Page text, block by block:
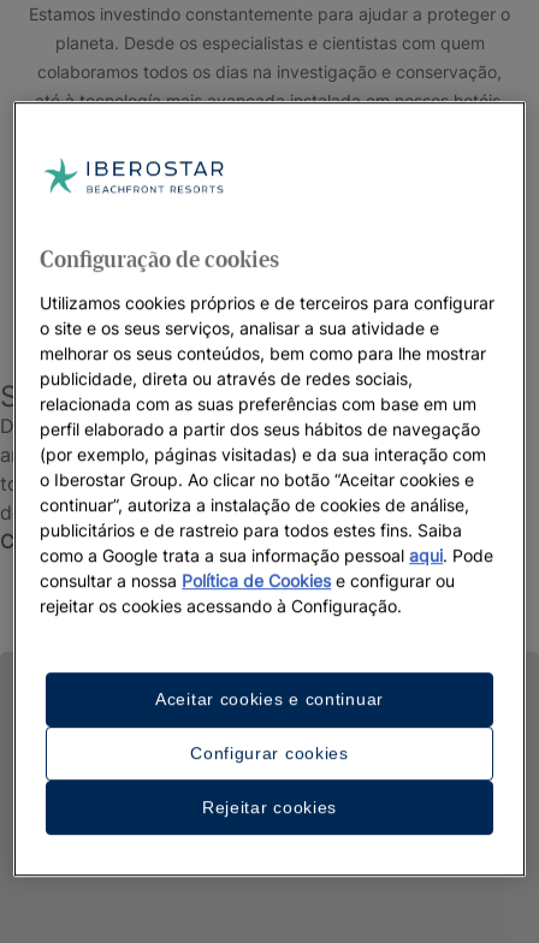
Estamos investindo constantemente para ajudar a proteger o
planeta. Desde os especialistas e cientistas com quem
colaboramos todos os dias na investigação e conservação,
até à tecnología mais avançada instalada em nossos hotéis.
Suas férias mais sustentáveis
Descubra todas as atividades para melhorar o meio
ambiente que você pode realizar em nossos hotéis e
todas as iniciativas que realizamos para cuidar de você e
do planeta. Descubra nosso movimento pioneiroWave of
Change.
Ver mais
Configuração de cookies
Utilizamos cookies próprios e de terceiros para configurar
o site e os seus serviços, analisar a sua atividade e
melhorar os seus conteúdos, bem como para lhe mostrar
publicidade, direta ou através de redes sociais,
relacionada com as suas preferências com base em um
perfil elaborado a partir dos seus hábitos de navegação
(por exemplo, páginas visitadas) e da sua interação com
o Iberostar Group. Ao clicar no botão “Aceitar cookies e
continuar”, autoriza a instalação de cookies de análise,
publicitários e de rastreio para todos estes fins. Saiba
como a Google trata a sua informação pessoalaqui. Pode
consultar a nossa Política de Cookiese configurar ou
rejeitar os cookies acessando à Configuração.
Configurar cookies
Rejeitar cookies
Aceitar cookies e continuar